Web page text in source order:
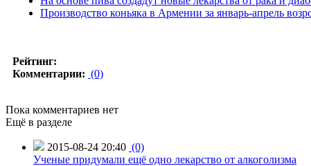
Производство коньяка в Армении за январь-апрель
Рейтинг:
Комментарии: (0)
Пока комментариев нет
Ещё в разделе
2015-08-24 20:40 (0)
Ученые придумали ещё одно лекарство от алкоголизма